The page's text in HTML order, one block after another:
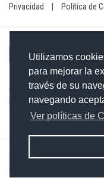
Utilizamos
para mejorar la
través de su
navegando
Ver políticas de
Privacidad
| Política de
Contacto: 849-754-4472
Email:
©2026 Grupo Informativo
reservados. Desarrollado por